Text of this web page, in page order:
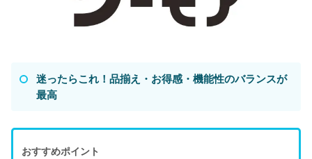
迷ったらこれ！品揃え・お得感・機能性のバランスが
最高
おすすめポイント